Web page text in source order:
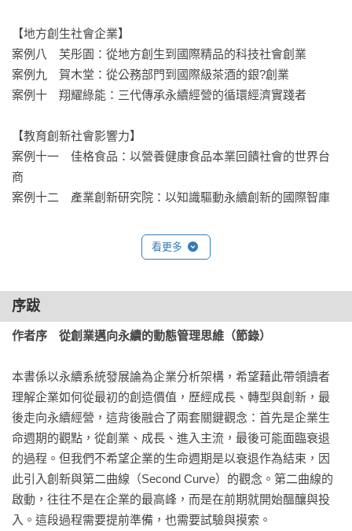
【地方創生社會企業】
案例八　芙彤園：從地方創生到國際精品的科技社會創業
案例九　賀木堂：從公務部門到國際級茶酒的銀?創業
案例十　翔耀綠能：三代傳承永續經營的循環經濟實踐者
【教育創新社會影響力】
案例十一　佳格食品：以營養健康食品本業回饋社會的世界台
商
案例十二　產業創新研究院：以知識驅動永續創新的國際智庫
看更多
序跋
作者序　從創業邁向永續的動態管理思維（節錄）
本書係以永續系統發展論為企業分析架構，希望藉此帶領讀者
理解企業如何從最初的創造價值，歷經成長、轉型與創新，最
後走向永續經營，這背後融合了兩套關鍵觀念：首先是企業生
命週期的觀點，從創業、成長、進入主流，最後可能面臨衰退
的過程。但我們不希望企業的生命週期是以衰退作為結束，因
此引入創新與第二曲線（Second Curve）的觀念。第二曲線的
啟動，往往不是在企業的最高峰，而是在前期就開始醞釀與投
入。這段過程需要提前準備，也需要試驗與摸索。